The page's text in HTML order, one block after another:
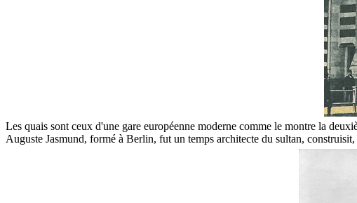
Les quais sont ceux d'une gare européenne moderne comme le montre la
Auguste Jasmund, formé à Berlin, fut un temps architecte du sultan,